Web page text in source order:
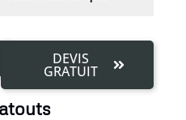
DEVIS
GRATUIT